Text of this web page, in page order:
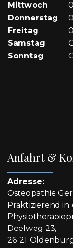
Mittwoch
Donnerstag
Freitag
Samstag
Sonntag
Anfahrt &
Adresse:
Osteopathie
Praktizierend
Deelweg 23,
26121 Oldenburg